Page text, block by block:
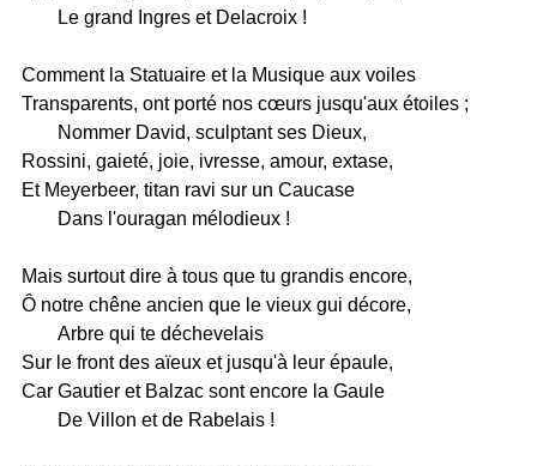
Le grand Ingres et Delacroix !
Comment la Statuaire et la Musique aux voiles
Transparents, ont porté nos cœurs jusqu'aux étoiles ;
Nommer David, sculptant ses Dieux,
Rossini, gaieté, joie, ivresse, amour, extase,
Et Meyerbeer, titan ravi sur un Caucase
Dans l'ouragan mélodieux !
Mais surtout dire à tous que tu grandis encore,
Ô notre chêne ancien que le vieux gui décore,
Arbre qui te déchevelais
Sur le front des aïeux et jusqu'à leur épaule,
Car Gautier et Balzac sont encore la Gaule
De Villon et de Rabelais !